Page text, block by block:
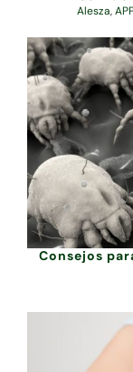
Alesza,
Consejos